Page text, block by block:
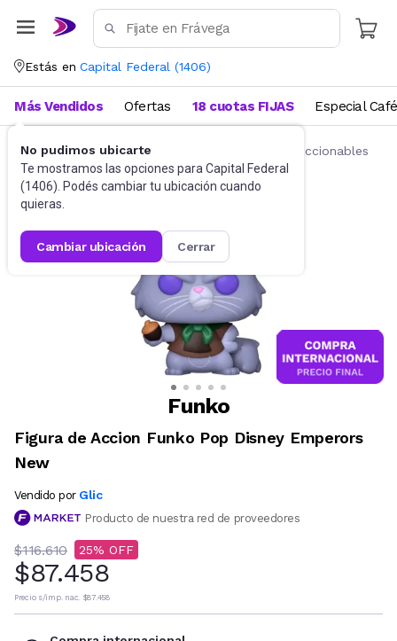
Estás en Capital Federal (1406)
No pudimos ubicarte
Te mostramos las opciones para Capital Federal
(1406). Podés cambiar tu ubicación cuando
quieras.
cambiar ubicación cerrar
Más Vendidos Ofertas 18 cuotas FIJAS Especial Café
Juguetes y Juegos Figuras de acción y coleccionables
Funko
Figura de Accion Funko Pop Disney Emperors
New
Vendido por Glic
Producto de nuestra red de proveedores
$116.610 25
$87.458
Precio s/imp. nac. $87.458